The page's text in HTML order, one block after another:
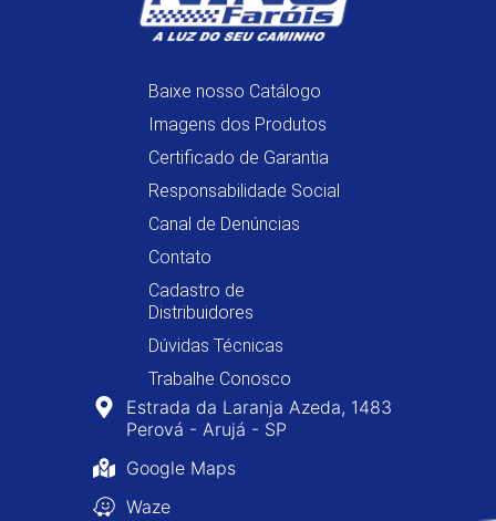
Baixe nosso Catálogo
Imagens dos Produtos
Certificado de Garantia
Responsabilidade Social
Canal de Denúncias
Contato
Cadastro de
Distribuidores
Dúvidas Técnicas
Trabalhe Conosco
Estrada da Laranja Azeda, 1483
Perová - Arujá - SP
Google Maps
Waze